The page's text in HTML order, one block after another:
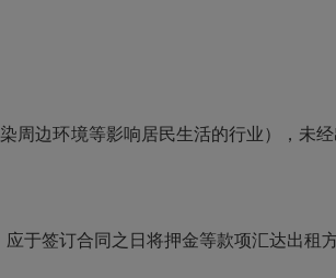
周边环境等影响居民生活的行业），未
于签订合同之日将押金等款项汇达出租